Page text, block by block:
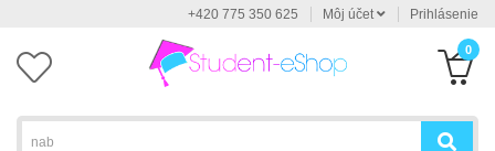
+420 775 350 625 Môj účet Prihlásenie
0